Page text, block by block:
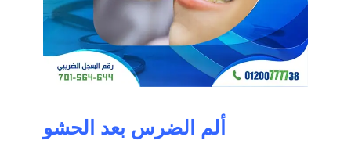
ألم الضرس بعد الحشو